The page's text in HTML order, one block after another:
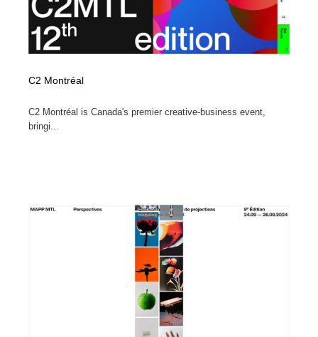
C2 Montréal
C2 Montréal is Canada's premier creative-business event,
bringi...